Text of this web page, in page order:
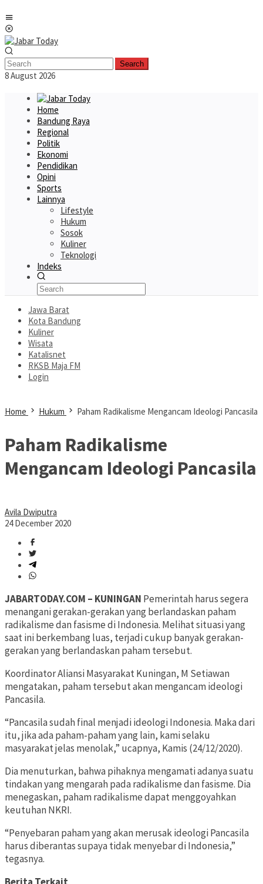
to
content
Search
8 August 2026
Home
Bandung Raya
Regional
Politik
Ekonomi
Pendidikan
Opini
Sports
Lainnya
Lifestyle
Hukum
Sosok
Kuliner
Teknologi
Indeks
Jawa Barat
Kota Bandung
Kuliner
Wisata
Katalisnet
RKSB Maja FM
Login
Home Hukum Paham Radikalisme Mengancam Ideologi Pancasila
Paham Radikalisme
Mengancam Ideologi Pancasila
Avila Dwiputra
24 December 2020
JABARTODAY.COM – KUNINGAN Pemerintah harus segera
menangani gerakan-gerakan yang berlandaskan paham
radikalisme dan fasisme di Indonesia. Melihat situasi yang
saat ini berkembang luas, terjadi cukup banyak gerakan-
gerakan yang berlandaskan paham tersebut.
Koordinator Aliansi Masyarakat Kuningan, M Setiawan
mengatakan, paham tersebut akan mengancam ideologi
Pancasila.
“Pancasila sudah final menjadi ideologi Indonesia. Maka dari
itu, jika ada paham-paham yang lain, kami selaku
masyarakat jelas menolak,” ucapnya, Kamis (24/12/2020).
Dia menuturkan, bahwa pihaknya mengamati adanya suatu
tindakan yang mengarah pada radikalisme dan fasisme. Dia
menegaskan, paham radikalisme dapat menggoyahkan
keutuhan NKRI.
“Penyebaran paham yang akan merusak ideologi Pancasila
harus diberantas supaya tidak menyebar di Indonesia,”
tegasnya.